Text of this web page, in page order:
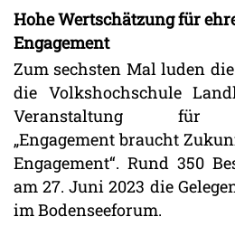
Hohe Wertschätzung für
Engagement
Zum sechsten Mal luden
die Volkshochschule
Veranstaltung für
„Engagement braucht
Engagement“. Rund 350
am 27. Juni 2023 die
im Bodenseeforum.